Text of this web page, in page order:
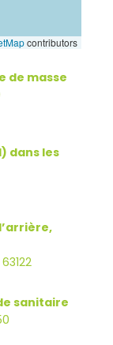
contributors
de masse
dans les
sanitaire